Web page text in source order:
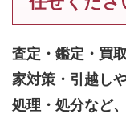
査定・鑑定・買
家対策・引越し
処理・処分など